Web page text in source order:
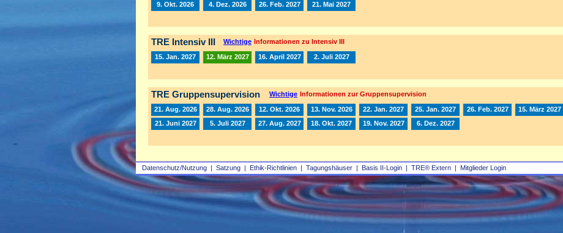
Datenschutz/Nutzung | Satzung | Ethik-Richtlinien | Tagungshäuser | Basis II‑Login | TRE® Extern | Mitglieder Login
9. Okt. 2026 4. Dez. 2026 26. Feb. 2027 21. Mai 2027
TRE Intensiv III Wichtige Informationen zu Intensiv III
15. Jan. 2027 12. März 2027 16. April 2027 2. Juli 2027
TRE Gruppensupervision Wichtige Informationen zur Gruppensupervision
21. Aug. 2026 28. Aug. 2026 12. Okt. 2026 13. Nov. 2026 22. Jan. 2027 25. Jan. 2027 26. Feb. 2027 15. März 2027
21. Juni 2027
5. Juli 2027 27. Aug. 2027 18. Okt. 2027 19. Nov. 2027 6. Dez. 2027